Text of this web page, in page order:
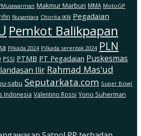
Makmur Marbun MMA MotoGP
Nusantara Otorita IKN Pegadaian
Pemkot Balikpapan
Pilkada 2024 Pilkada serentak 2024 PLN
PSSI PTMB PT Pegadaian Puskesmas
Ilir Rahmad Mas'ud
sabu Seputarkata.com Super Bowl
Indonesia Valentino Rossi Yono Suherman